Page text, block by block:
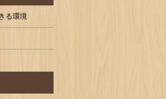
る環境